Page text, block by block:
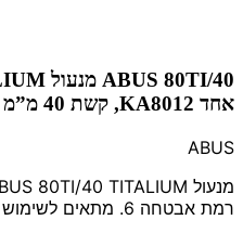
אחד KA8012, קשת 40 מ”מ
ABUS
רמת אבטחה 6. מתאים לשימוש בדלתות, שערים ועוד.